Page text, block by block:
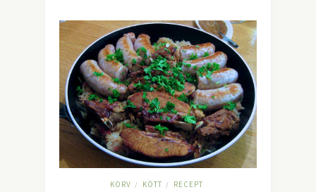
KORV / KÖTT / RECEPT